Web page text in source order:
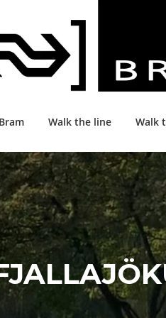
Walk the line Walk